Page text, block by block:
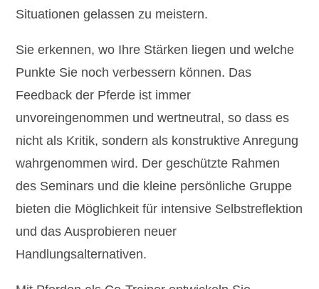
Situationen gelassen zu meistern.
Sie erkennen, wo Ihre Stärken liegen und welche
Punkte Sie noch verbessern können. Das
Feedback der Pferde ist immer
unvoreingenommen und wertneutral, so dass es
nicht als Kritik, sondern als konstruktive Anregung
wahrgenommen wird. Der geschützte Rahmen
des Seminars und die kleine persönliche Gruppe
bieten die Möglichkeit für intensive Selbstreflektion
und das Ausprobieren neuer
Handlungsalternativen.